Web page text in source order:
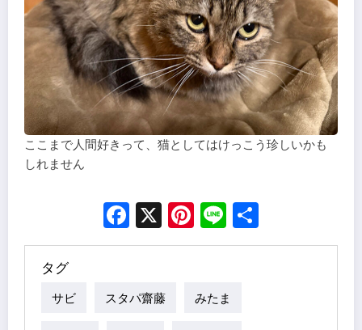
ここまで人間好きって、猫としてはけっこう珍しいかも
しれません
Facebook
X Pinterest
Line
タグ
サビ スタパ齋藤 みたま